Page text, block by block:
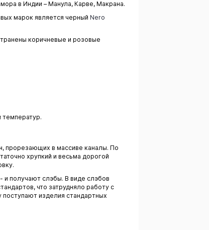
в Индии – Манула, Карве, Макрана.
марок является черныйNero
коричневые и розовые
температур.
прорезающих в массиве каналы. По
хрупкий и весьма дорогой
и получают слэбы. В виде слэбов
что затрудняло работу с
изделия стандартных